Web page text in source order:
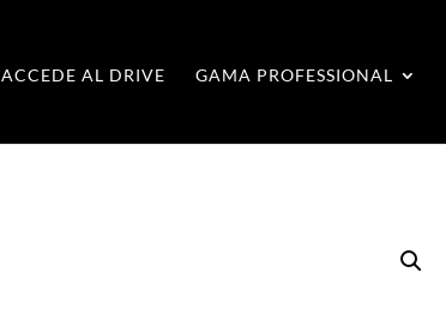
ACCEDE AL DRIVE GAMA PROFESSIONAL